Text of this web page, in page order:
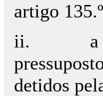
artigo
ii.
detidos